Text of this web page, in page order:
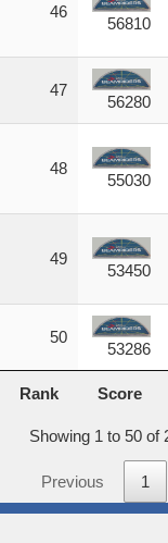
46
56810
47
56280
48
55030
49
53450
50
53286
Rank Score
Showing 1 to 50 of
Previous 1